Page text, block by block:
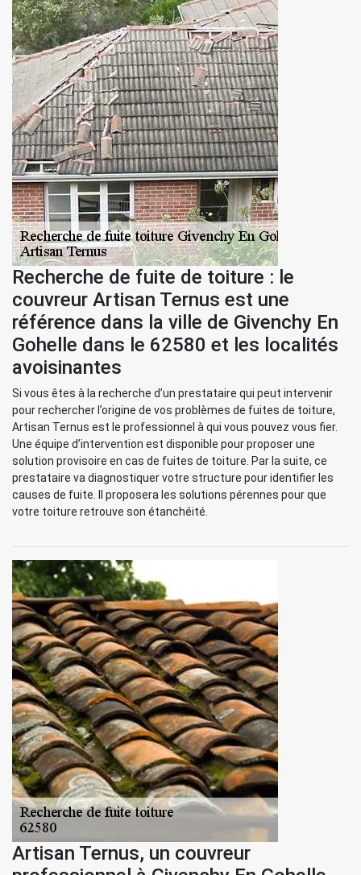
Recherche de fuite de toiture : le
couvreur Artisan Ternus est une
référence dans la ville de Givenchy En
Gohelle dans le 62580 et les localités
avoisinantes
Si vous êtes à la recherche d’un prestataire qui peut intervenir
pour rechercher l’origine de vos problèmes de fuites de toiture,
Artisan Ternus est le professionnel à qui vous pouvez vous fier.
Une équipe d’intervention est disponible pour proposer une
solution provisoire en cas de fuites de toiture. Par la suite, ce
prestataire va diagnostiquer votre structure pour identifier les
causes de fuite. Il proposera les solutions pérennes pour que
votre toiture retrouve son étanchéité.
Artisan Ternus, un couvreur